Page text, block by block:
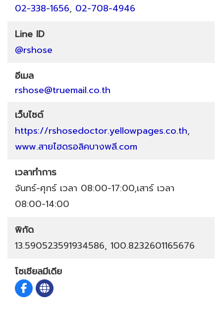
02-338-1656, 02-708-4946
Line ID
@rshose
อีเมล
rshose@truemail.co.th
เว็บไซต์
https://rshosedoctor.yellowpages.co.th,
www.สายไฮดรอลิคบางพลี.com
เวลาทำการ
จันทร์-ศุกร์ เวลา 08:00-17:00,เสาร์ เวลา
08:00-14:00
พิกัด
13.590523591934586, 100.8232601165676
โซเชียลมีเดีย